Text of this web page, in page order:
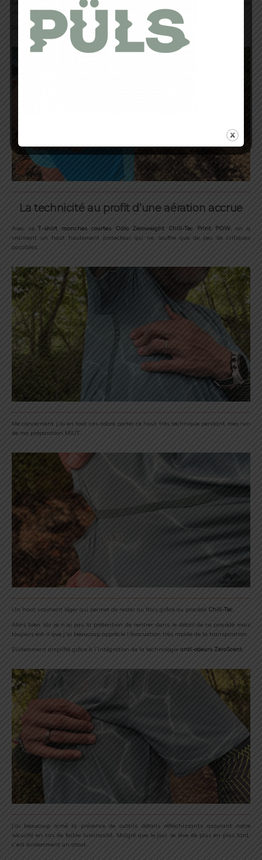
fentes latéralesdu T-shirt parviennent à accroître davantage
aisancetandis que les coutures plates réduisent les frottements
Sur ce point l’absence de frottements est vraiment un gage de séduction pour moi.
La technicité au profit d’une aération accrue
Avec ceT-shirt manches courtes Odlo Zeroweight Chill-Tec Print POW, on a
vraiment un haut hautement protecteur qui ne souffre que de peu de critiques
possibles.
Me concernant j’ai en tout cas adoré porter ce haut très technique pendant mes run
de ma préparation MIUT.
Un haut vraiment léger qui permet de rester au frais grâce au procédé Chill-Tec.
Alors bien sûr je n’ai pas la prétention de rentrer dans le détail de ce procédé mais
toujours est-il que j’ai beaucoup apprécie l’évacuation très rapide de la transpiration.
Evidemment amplifié grâce à l’intégration de la technologie anti-odeurs ZeroScent.
J’ai beaucoup aimé la présence de subtils détails réfléchissants assurant notre
sécurité en cas de faible luminosité. Malgré que le jour se lève de plus en plus tard,
c’est évidemment un atout.